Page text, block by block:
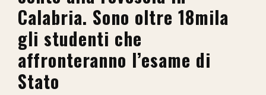
Politica
Sport
Attualità
Sanità
Calabria. Sono oltre 18mila
gli studenti che
affronteranno l’esame di
Stato